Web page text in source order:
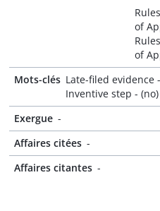
of
of
Mots-clés Late-filed evidence
Inventive step - (no)
Exergue -
Affaires citées -
Affaires citantes -